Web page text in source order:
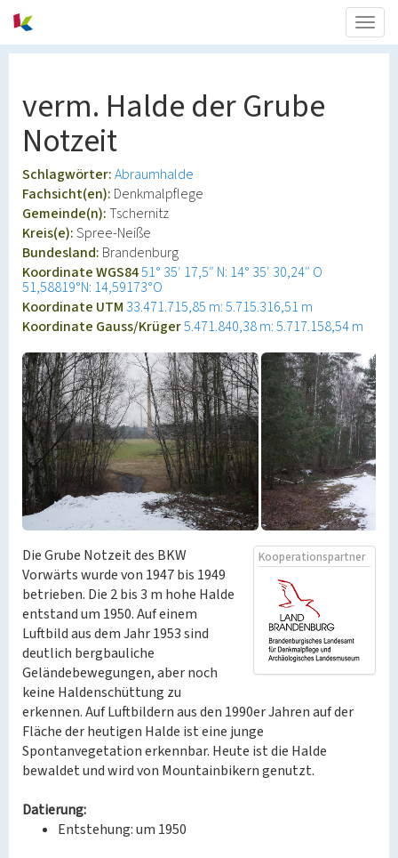
verm. Halde der Grube
Notzeit
Schlagwörter:Abraumhalde
Fachsicht(en): Denkmalpflege
Gemeinde(n):Tschernitz
Kreis(e):Spree-Neiße
Bundesland: Brandenburg
Koordinate WGS8451° 35′ 17,5″ N: 14° 35′ 30,24″ O
51,58819°N: 14,59173°O
Koordinate UTM 33.471.715,85 m: 5.715.316,51 m
Koordinate Gauss/Krüger5.471.840,38 m: 5.717.158,54 m
Kooperationspartner
Die Grube Notzeit des BKW
Vorwärts wurde von 1947 bis 1949
betrieben. Die 2 bis 3 m hohe Halde
entstand um 1950. Auf einem
Luftbild aus dem Jahr 1953 sind
deutlich bergbauliche
Geländebewegungen, aber noch
keine Haldenschüttung zu
erkennen. Auf Luftbildern aus den 1990er Jahren auf der
Fläche der heutigen Halde ist eine junge
Spontanvegetation erkennbar. Heute ist die Halde
bewaldet und wird von Mountainbikern genutzt.
Datierung:
Entstehung: um 1950